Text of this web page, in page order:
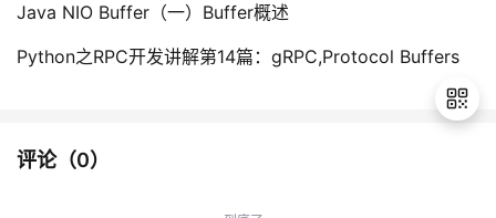
Java NIO Buffer（一）Buffer概述
Python之RPC开发讲解第14篇：gRPC,Protocol Buffers
评论（0）